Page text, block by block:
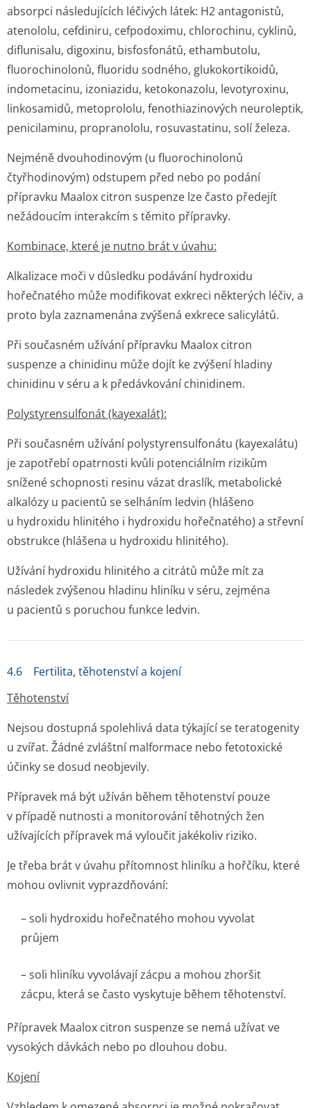
absorpci následujících léčivých látek: H2 antagonistů,
atenololu, cefdiniru, cefpodoximu, chlorochinu, cyklinů,
diflunisalu, digoxinu, bisfosfonátů, ethambutolu,
fluorochinolonů, fluoridu sodného, glukokortikoidů,
indometacinu, izoniazidu, ketokonazolu, levotyroxinu,
linkosamidů, metoprololu, fenothiazinových neuroleptik,
penicilaminu, propranololu, rosuvastatinu, solí železa.
Nejméně dvouhodinovým (u fluorochinolonů
čtyřhodinovým) odstupem před nebo po podání
přípravku Maalox citron suspenze lze často předejít
nežádoucím interakcím s těmito přípravky.
Kombinace, které je nutno brát v úvahu:
Alkalizace moči v důsledku podávání hydroxidu
hořečnatého může modifikovat exkreci některých léčiv, a
proto byla zaznamenána zvýšená exkrece salicylátů.
Při současném užívání přípravku Maalox citron
suspenze a chinidinu může dojít ke zvýšení hladiny
chinidinu v séru a k předávkování chinidinem.
Polystyrensulfonát (kayexalát):
Při současném užívání polystyrensulfonátu (kayexalátu)
je zapotřebí opatrnosti kvůli potenciálním rizikům
snížené schopnosti resinu vázat draslík, metabolické
alkalózy u pacientů se selháním ledvin (hlášeno
u hydroxidu hlinitého i hydroxidu hořečnatého) a střevní
obstrukce (hlášena u hydroxidu hlinitého).
Užívání hydroxidu hlinitého a citrátů může mít za
následek zvýšenou hladinu hliníku v séru, zejména
u pacientů s poruchou funkce ledvin.
4.6 Fertilita, těhotenství a kojení
Těhotenství
Nejsou dostupná spolehlivá data týkající se teratogenity
u zvířat. Žádné zvláštní malformace nebo fetotoxické
účinky se dosud neobjevily.
Přípravek má být užíván během těhotenství pouze
v případě nutnosti a monitorování těhotných žen
užívajících přípravek má vyloučit jakékoliv riziko.
Je třeba brát v úvahu přítomnost hliníku a hořčíku, které
mohou ovlivnit vyprazdňování:
– soli hydroxidu hořečnatého mohou vyvolat
průjem
– soli hliníku vyvolávají zácpu a mohou zhoršit
zácpu, která se často vyskytuje během těhotenství.
Přípravek Maalox citron suspenze se nemá užívat ve
vysokých dávkách nebo po dlouhou dobu.
Kojení